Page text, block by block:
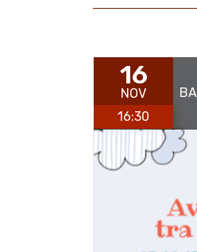
16
NOV
16:30